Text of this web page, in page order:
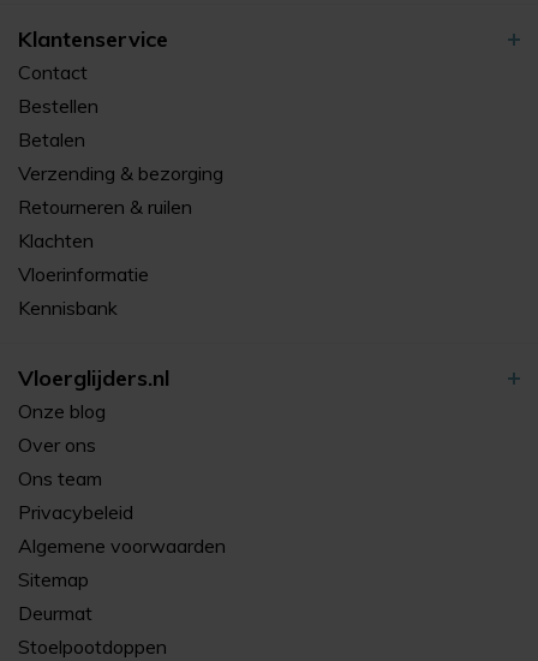
Klantenservice
Contact
Bestellen
Betalen
Verzending & bezorging
Retourneren & ruilen
Klachten
Vloerinformatie
Kennisbank
Vloerglijders.nl
Onze blog
Over ons
Ons team
Privacybeleid
Algemene voorwaarden
Sitemap
Deurmat
Stoelpootdoppen